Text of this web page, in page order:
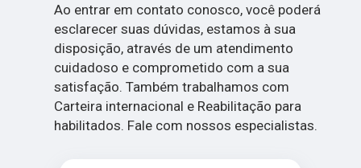
Ao entrar em contato conosco, você poderá
esclarecer suas dúvidas, estamos à sua
disposição, através de um atendimento
cuidadoso e comprometido com a sua
satisfação. Também trabalhamos com
Carteira internacional e Reabilitação para
habilitados. Fale com nossos especialistas.